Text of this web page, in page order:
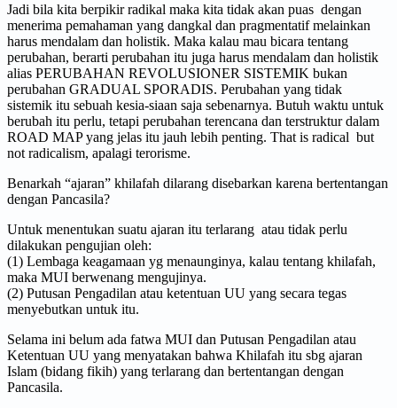
Jadi bila kita berpikir radikal maka kita tidak akan puas dengan
menerima pemahaman yang dangkal dan pragmentatif melainkan
harus mendalam dan holistik. Maka kalau mau bicara tentang
perubahan, berarti perubahan itu juga harus mendalam dan holistik
alias PERUBAHAN REVOLUSIONER SISTEMIK bukan
perubahan GRADUAL SPORADIS. Perubahan yang tidak
sistemik itu sebuah kesia-siaan saja sebenarnya. Butuh waktu untuk
berubah itu perlu, tetapi perubahan terencana dan terstruktur dalam
ROAD MAP yang jelas itu jauh lebih penting. That is radical but
not radicalism, apalagi terorisme.
Benarkah “ajaran” khilafah dilarang disebarkan karena bertentangan
dengan Pancasila?
Untuk menentukan suatu ajaran itu terlarang atau tidak perlu
dilakukan pengujian oleh:
(1) Lembaga keagamaan yg menaunginya, kalau tentang khilafah,
maka MUI berwenang mengujinya.
(2) Putusan Pengadilan atau ketentuan UU yang secara tegas
menyebutkan untuk itu.
Selama ini belum ada fatwa MUI dan Putusan Pengadilan atau
Ketentuan UU yang menyatakan bahwa Khilafah itu sbg ajaran
Islam (bidang fikih) yang terlarang dan bertentangan dengan
Pancasila.